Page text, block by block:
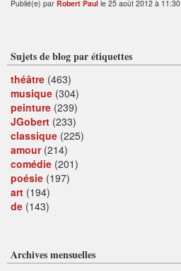
Publié(e) par Robert Paul le 25 août 2012 à 11:30
Sujets de blog par étiquettes
théâtre (463)
musique (304)
peinture (239)
JGobert (233)
classique (225)
amour(214)
comédie (201)
poésie (197)
art (194)
de (143)
Archives mensuelles